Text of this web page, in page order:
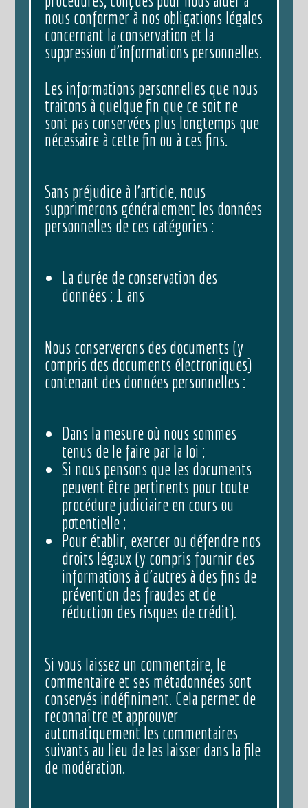
nous conformer à nos obligations légales
concernant la conservation et la
suppression d’informations personnelles.
Les informations personnelles que nous
traitons à quelque fin que ce soit ne
sont pas conservées plus longtemps que
nécessaire à cette fin ou à ces fins.
Sans préjudice à l’article, nous
supprimerons généralement les données
personnelles de ces catégories :
La durée de conservation des
données : 1 ans
Nous conserverons des documents (y
compris des documents électroniques)
contenant des données personnelles :
Dans la mesure où nous sommes
tenus de le faire par la loi ;
Si nous pensons que les documents
peuvent être pertinents pour toute
procédure judiciaire en cours ou
potentielle ;
Pour établir, exercer ou défendre nos
droits légaux (y compris fournir des
informations à d’autres à des fins de
prévention des fraudes et de
réduction des risques de crédit).
Si vous laissez un commentaire, le
commentaire et ses métadonnées sont
conservés indéfiniment. Cela permet de
reconnaître et approuver
automatiquement les commentaires
suivants au lieu de les laisser dans la file
de modération.